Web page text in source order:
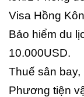
Visa Hồng
Bảo hiểm du
10.000USD.
Thuế sân
Phương tiện